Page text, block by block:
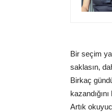
Bir seçim
saklasın,
Birkaç
Artık